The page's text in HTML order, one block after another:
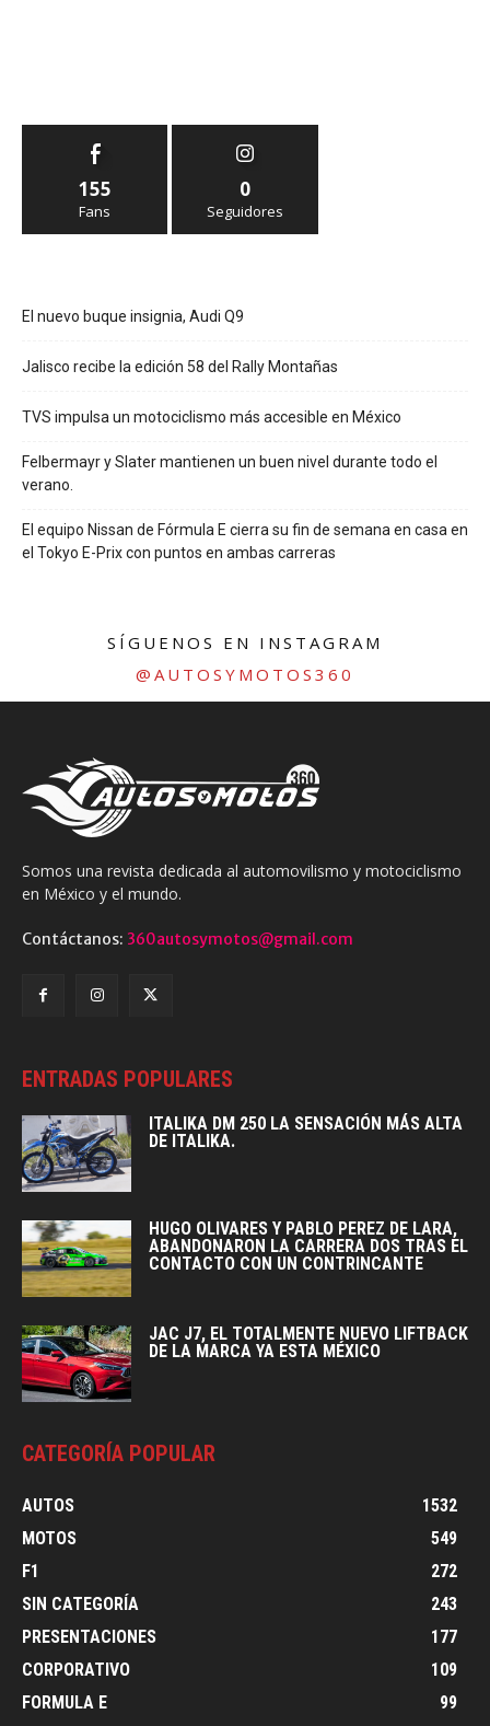
155
Fans
0
Seguidores
El nuevo buque insignia, Audi Q9
Jalisco recibe la edición 58 del Rally Montañas
TVS impulsa un motociclismo más accesible en México
Felbermayr y Slater mantienen un buen nivel durante todo el
verano.
El equipo Nissan de Fórmula E cierra su fin de semana en casa en
el Tokyo E-Prix con puntos en ambas carreras
SÍGUENOS EN INSTAGRAM
@AUTOSYMOTOS360
Somos una revista dedicada al automovilismo y motociclismo
en México y el mundo.
Contáctanos: 360autosymotos@gmail.com
ENTRADAS POPULARES
ITALIKA DM 250 LA SENSACIÓN MÁS ALTA
DE ITALIKA.
HUGO OLIVARES Y PABLO PEREZ DE LARA,
ABANDONARON LA CARRERA DOS TRAS EL
CONTACTO CON UN CONTRINCANTE
JAC J7, EL TOTALMENTE NUEVO LIFTBACK
DE LA MARCA YA ESTA MÉXICO
CATEGORÍA POPULAR
AUTOS
1532
MOTOS
549
F1
272
SIN CATEGORÍA
243
PRESENTACIONES
177
CORPORATIVO
109
FORMULA E
99